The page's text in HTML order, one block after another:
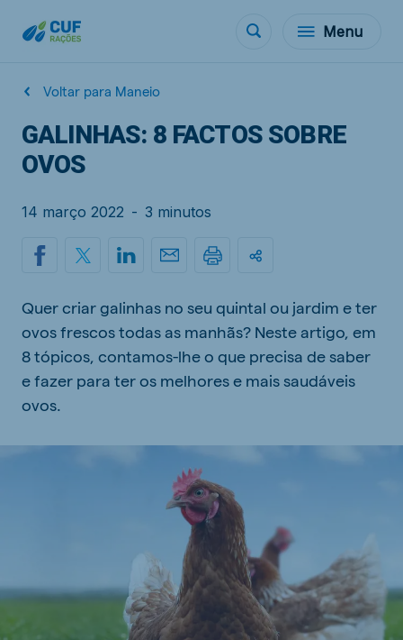
Menu
Voltar para Maneio
GALINHAS: 8 FACTOS SOBRE
OVOS
14 março 2022 - 3 minutos
Quer criar galinhas no seu quintal ou jardim e ter
ovos frescos todas as manhãs? Neste artigo, em
8 tópicos, contamos-lhe o que precisa de saber
e fazer para ter os melhores e mais saudáveis
ovos.